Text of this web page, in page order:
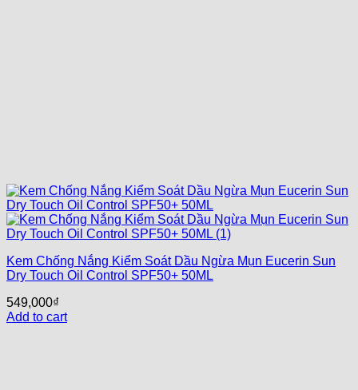
Kem Chống Nắng Kiểm Soát Dầu Ngừa Mụn Eucerin Sun
Dry Touch Oil Control SPF50+ 50ML
549,000₫
Add to cart